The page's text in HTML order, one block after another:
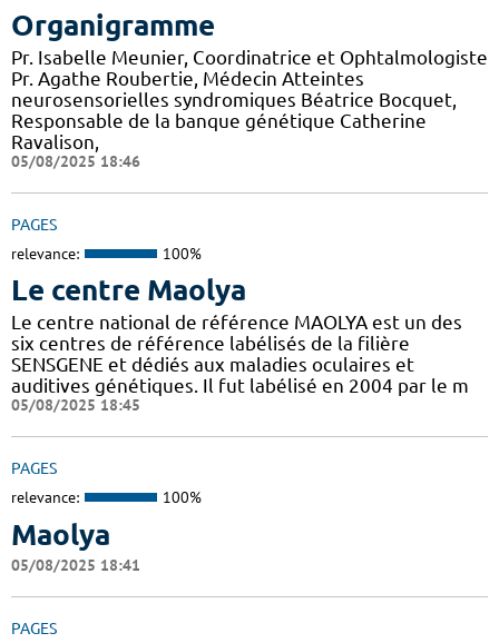
Organigramme
Pr. Isabelle Meunier, Coordinatrice et Ophtalmologiste
Pr. Agathe Roubertie, Médecin Atteintes
neurosensorielles syndromiques Béatrice Bocquet,
Responsable de la banque génétique Catherine
Ravalison,
05/08/2025 18:46
PAGES
relevance: 100%
Le centre Maolya
Le centre national de référence MAOLYA est un des
six centres de référence labélisés de la filière
SENSGENE et dédiés aux maladies oculaires et
auditives génétiques. Il fut labélisé en 2004 par le m
05/08/2025 18:45
PAGES
relevance: 100%
Maolya
05/08/2025 18:41
PAGES